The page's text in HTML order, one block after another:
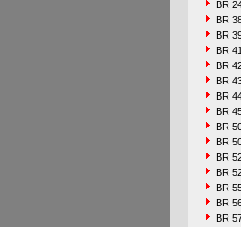
BR
BR
BR
BR 41
BR
BR
BR
BR
BR
BR
BR
BR
BR
BR
BR